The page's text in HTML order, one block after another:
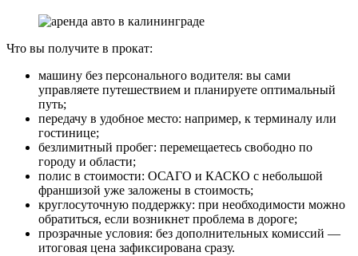
Что вы получите в прокат:
машину без персонального водителя: вы сами
управляете путешествием и планируете оптимальный
путь;
передачу в удобное место: например, к терминалу или
гостинице;
безлимитный пробег: перемещаетесь свободно по
городу и области;
полис в стоимости: ОСАГО и КАСКО с небольшой
франшизой уже заложены в стоимость;
круглосуточную поддержку: при необходимости можно
обратиться, если возникнет проблема в дороге;
прозрачные условия: без дополнительных комиссий —
итоговая цена зафиксирована сразу.